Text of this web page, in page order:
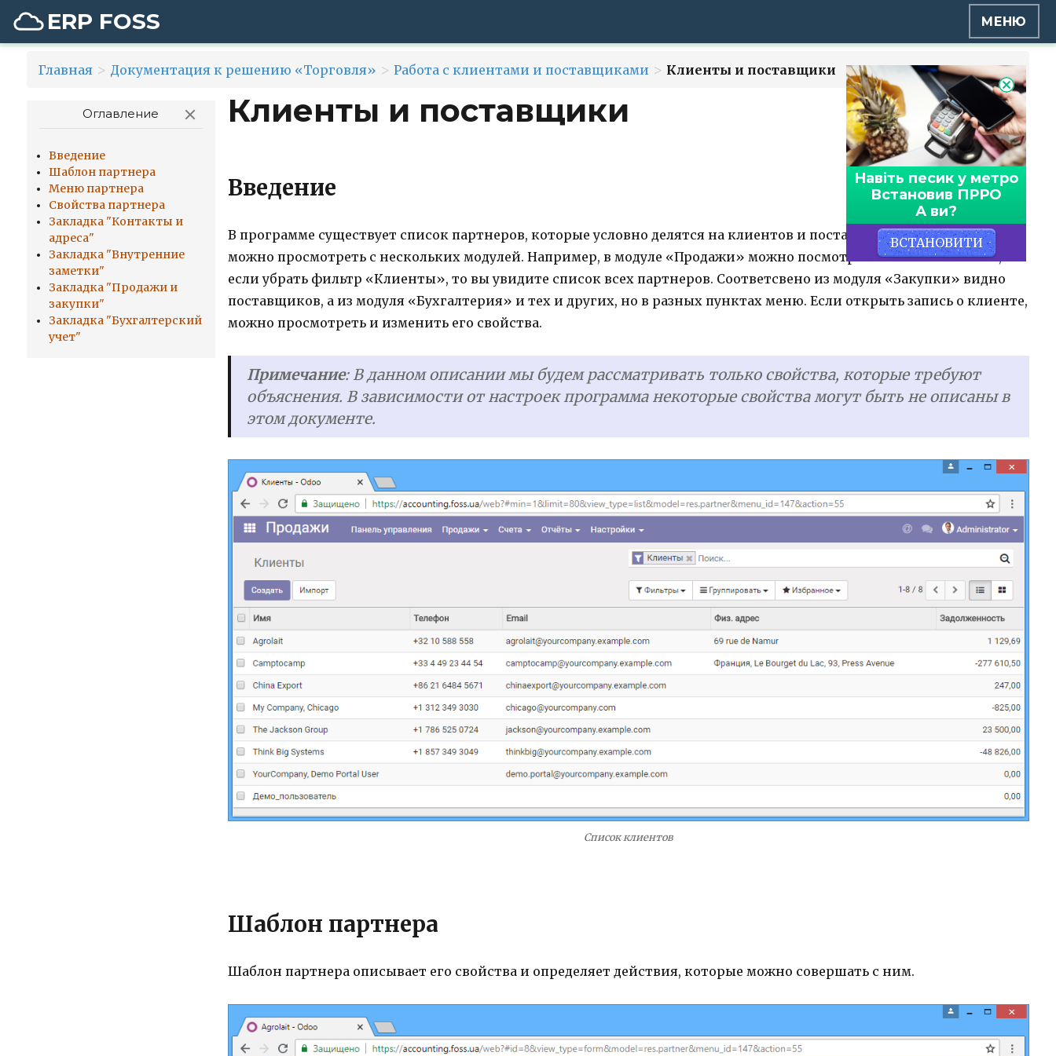
ERP FOSS МЕНЮ
Главная > Документация к решению «Торговля» > Работа с клиентами и поставщиками > Клиенты и поставщики
Оглавление
Введение
Шаблон партнера
Меню партнера
Свойства партнера
Закладка "Контакты и
адреса"
Закладка "Внутренние
заметки"
Закладка "Продажи и
закупки"
Закладка "Бухгалтерский
учет"
Клиенты и поставщики
Введение
В программе существует список партнеров, которые условно делятся на клиентов и поставщиков. Данные списки
можно просмотреть с нескольких модулей. Например, в модуле «Продажи» можно посмотреть список клиентов, но
если убрать фильтр «Клиенты», то вы увидите список всех партнеров. Соответсвено из модуля «Закупки» видно
поставщиков, а из модуля «Бухгалтерия» и тех и других, но в разных пунктах меню. Если открыть запись о клиенте,
можно просмотреть и изменить его свойства.
Примечание: В данном описании мы будем рассматривать только свойства, которые требуют
объяснения. В зависимости от настроек программа некоторые свойства могут быть не описаны в
этом документе.
Список клиентов
Шаблон партнера
Шаблон партнера описывает его свойства и определяет действия, которые можно совершать с ним.
Навіть песик у метро
Встановив ПРРО
А ви?
ВСТАНОВИТИ